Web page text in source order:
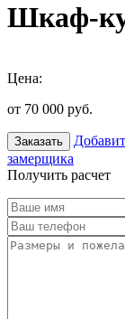
Шкаф-
Цена:
от 70 000 руб.
Заказать
замерщика
Получить расчет